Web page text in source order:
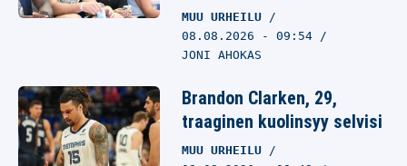
MUU URHEILU
08.08.2026 - 09:54
JONI AHOKAS
Brandon Clarken, 29,
traaginen kuolinsyy selvisi
MUU URHEILU